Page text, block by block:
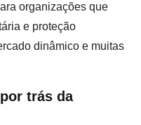
organizações que
e proteção
dinâmico e muitas
trás da